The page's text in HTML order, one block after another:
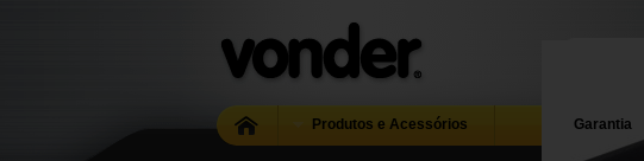
Produtos e Acessórios Garantia